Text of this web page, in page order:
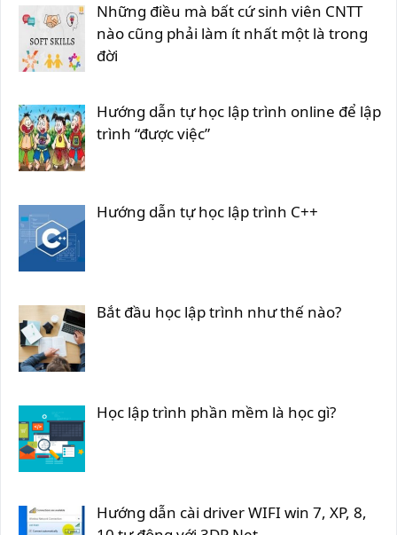
Những điều mà bất cứ sinh viên CNTT
nào cũng phải làm ít nhất một là trong
đời
Hướng dẫn tự học lập trình online để lập
trình “được việc”
Hướng dẫn tự học lập trình C++
Bắt đầu học lập trình như thế nào?
Học lập trình phần mềm là học gì?
Hướng dẫn cài driver WIFI win 7, XP, 8,